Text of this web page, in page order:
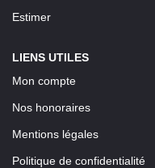
Estimer
LIENS UTILES
Mon compte
Nos honoraires
Mentions légales
Politique de confidentialité